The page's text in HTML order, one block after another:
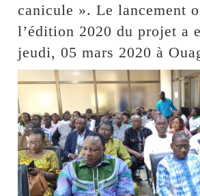
canicule ». Le lancement
l’édition 2020 du projet a
jeudi, 05 mars 2020 à